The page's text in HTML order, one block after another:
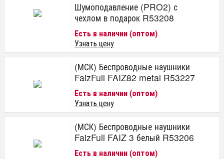
Шумоподавление (PRO2) с
чехлом в подарок R53208
Есть в наличии (оптом)
Узнать цену
(МСК) Беспроводные наушники
FaizFull FAIZ82 metal R53227
Есть в наличии (оптом)
Узнать цену
(МСК) Беспроводные наушники
FaizFull FAIZ 3 белый R53206
Есть в наличии (оптом)